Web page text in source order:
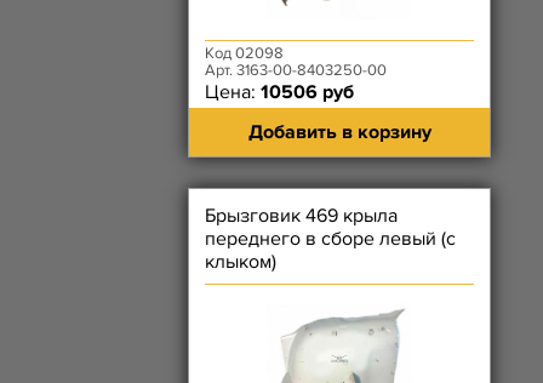
Код 02098
Арт. 3163-00-8403250-00
Цена: 10506 руб
Добавить в корзину
Брызговик 469 крыла
переднего в сборе левый (с
клыком)